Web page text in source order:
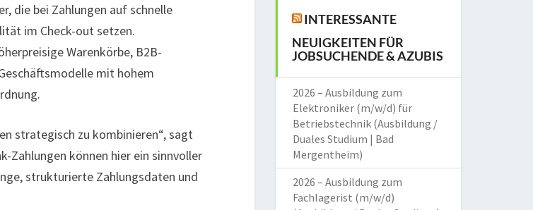
die bei Zahlungen auf schnelle
im Check-out setzen.
Warenkörbe, B2B-
mit hohem
strategisch zu kombinieren“, sagt
Zahlungen können hier ein sinnvoller
strukturierte Zahlungsdaten und
INTERESSANTE
NEUIGKEITEN FÜR
JOBSUCHENDE & AZUBIS
2026 – Ausbildung zum
Elektroniker (m/w/d) für
Betriebstechnik (Ausbildung /
Duales Studium | Bad
Mergentheim)
2026 – Ausbildung zum
Fachlagerist (m/w/d)